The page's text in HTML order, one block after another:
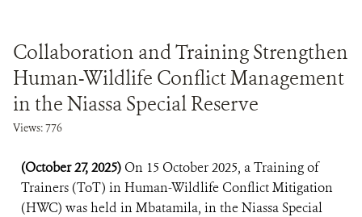
Collaboration and Training Strengthen
Human-Wildlife Conflict Management
in the Niassa Special Reserve
Views: 776
(October 27, 2025) On 15 October 2025, a Training of
Trainers (ToT) in Human-Wildlife Conflict Mitigation
(HWC) was held in Mbatamila, in the Niassa Special